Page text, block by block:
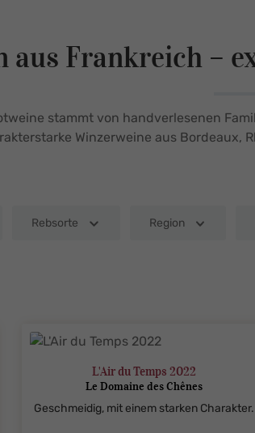
aus Frankreich –
stammt von handverlesenen
Winzerweine aus Bordeaux,
Rebsorte Region
L'Air du Temps 2022
Le Domaine des Chênes
Geschmeidig, mit einem starken Charakter.